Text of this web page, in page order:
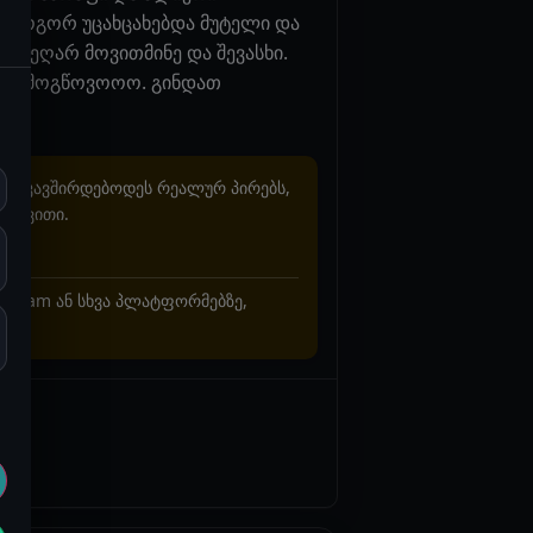
როგორ უცახცახებდა მუტელი და
მოვითმინე და შევასხი.
გამოგწოვოოო. გინდათ
უკავშირდებოდეს რეალურ პირებს,
ან სხვა პლატფორმებზე,